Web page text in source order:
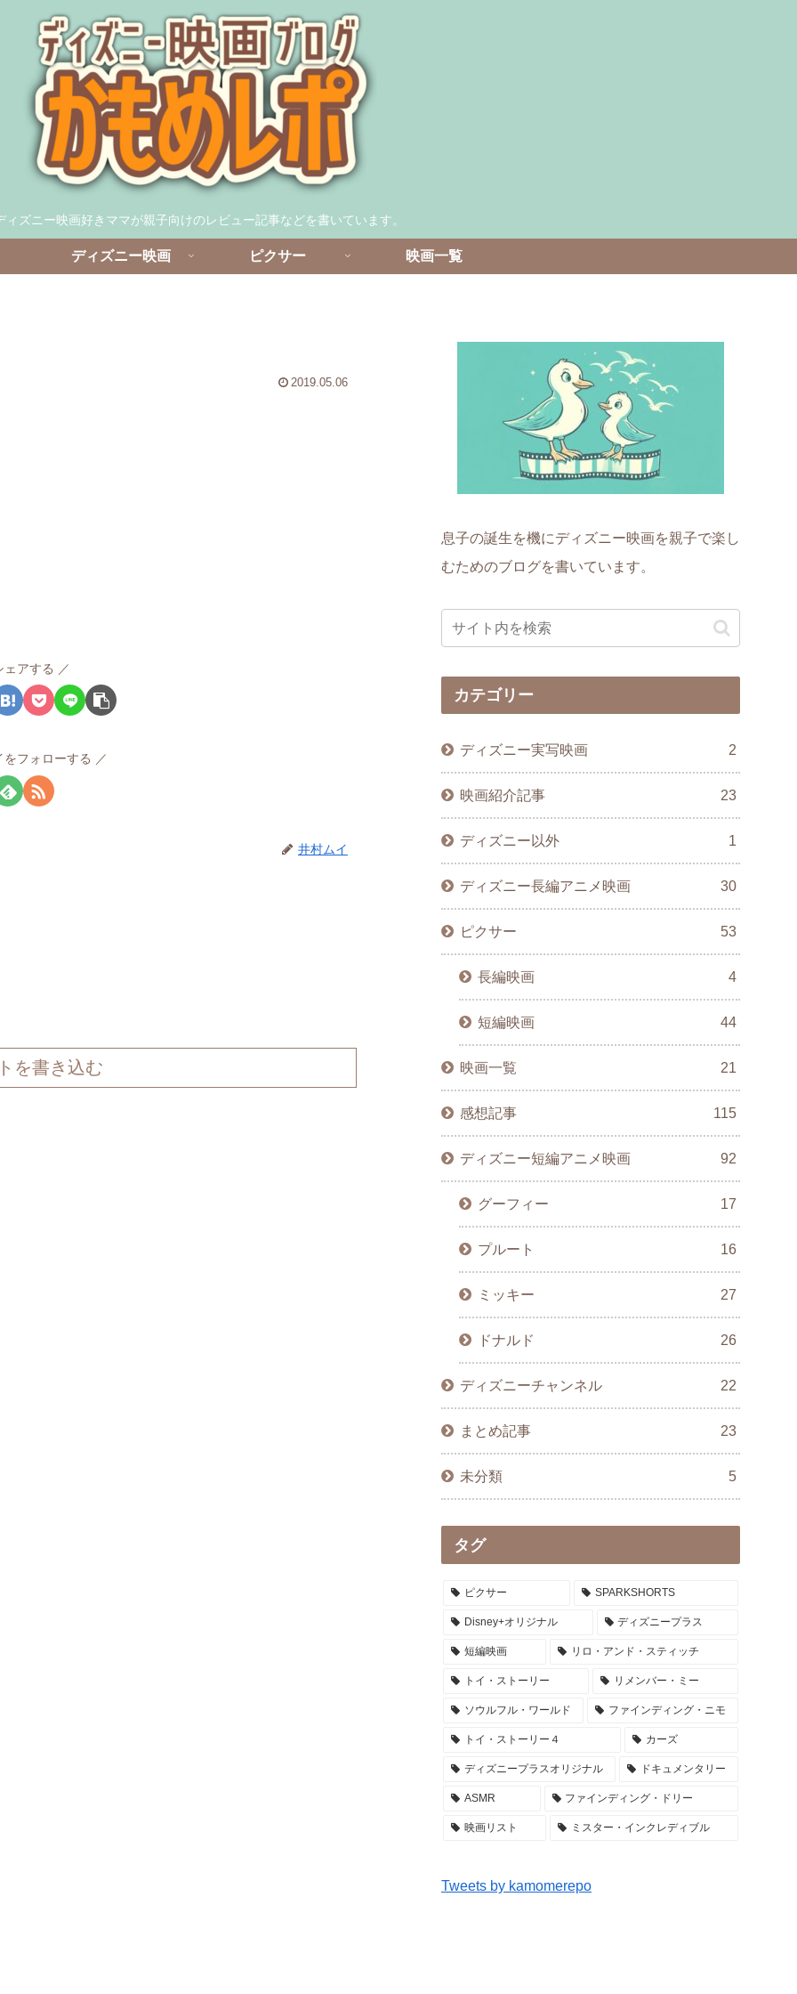
ィズニー映画好きママが親子向けのレビュー記事などを書いています。
ディズニー映画 ピクサー 映画一覧
2019.05.06
ェアする
をフォローする
井村ムイ
を書き込む
息子の誕生を機にディズニー映画を親子で楽し
むためのブログを書いています。
カテゴリー
ディズニー実写映画 2
映画紹介記事 23
ディズニー以外 1
ディズニー長編アニメ映画 30
ピクサー 53
長編映画 4
短編映画 44
映画一覧 21
感想記事 115
ディズニー短編アニメ映画 92
グーフィー 17
プルート 16
ミッキー 27
ドナルド 26
ディズニーチャンネル 22
まとめ記事 23
未分類 5
タグ
ピクサー SPARKSHORTS
Disney+オリジナル ディズニープラス
短編映画 リロ・アンド・スティッチ
トイ・ストーリー リメンバー・ミー
ソウルフル・ワールド ファインディング・ニモ
トイ・ストーリー４ カーズ
ディズニープラスオリジナル ドキュメンタリー
ASMR ファインディング・ドリー
映画リスト ミスター・インクレディブル
Tweets by kamomerepo